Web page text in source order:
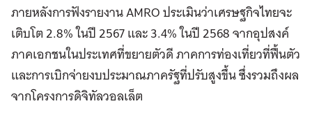
ภายหลังการฟังรายงาน AMRO ประเมินว่าเศรษฐกิจไทยจะ
เติบโต 2.8% ในปี 2567 และ 3.4% ในปี 2568 จากอุปสงค์
ภาคเอกชนในประเทศที่ขยายตัวดี ภาคการท่องเที่ยวที่ฟื้นตัว
และการเบิกจ่ายงบประมาณภาครัฐที่ปรับสูงขึ้น ซึ่งรวมถึงผล
จากโครงการดิจิทัลวอลเล็ต